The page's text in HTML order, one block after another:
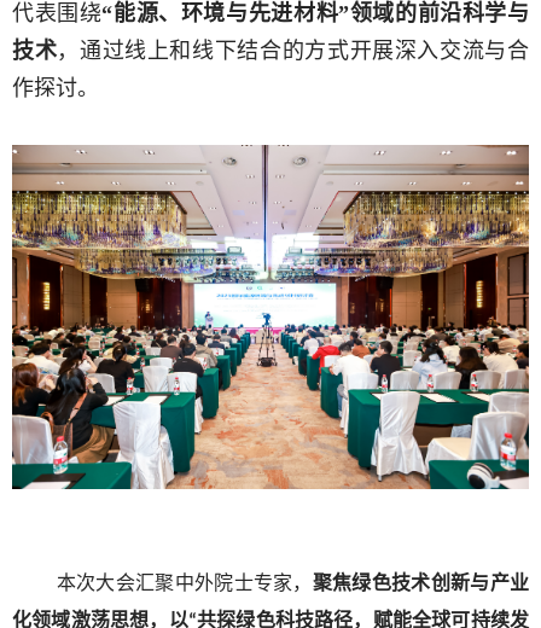
代表围绕“能源、环境与先进材料”领域的前沿科学与
技术，通过线上和线下结合的方式开展深入交流与合
作探讨。
本次大会汇聚中外院士专家， 聚焦绿色技术创新与产业
化领域激荡思想，以“共探绿色科技路径，赋能全球可持续发